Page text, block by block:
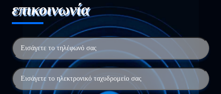
επικοινωνία